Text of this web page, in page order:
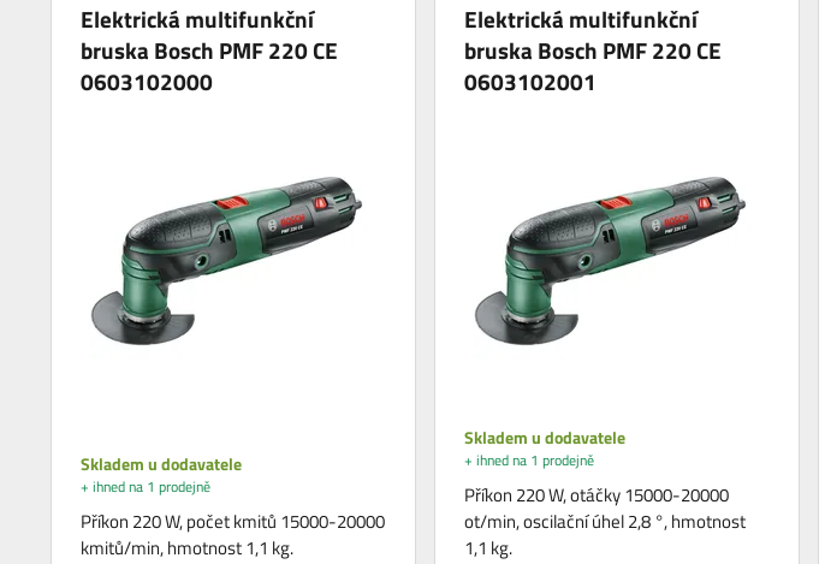
Elektrická multifunkční
bruska Bosch PMF 220 CE
0603102000
Skladem u dodavatele
+ ihned na 1 prodejně
Příkon 220 W, počet kmitů 15000-20000
kmitů/min, hmotnost 1,1 kg.
Elektrická multifunkční
bruska Bosch PMF 220 CE
0603102001
Skladem u dodavatele
+ ihned na 1 prodejně
Příkon 220 W, otáčky 15000-20000
ot/min, oscilační úhel 2,8 °, hmotnost
1,1 kg.